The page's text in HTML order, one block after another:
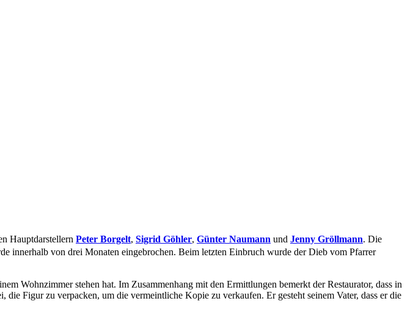
Hauptdarstellern Peter Borgelt, Sigrid Göhler, Günter Naumann und Jenny Gröllmann. Die
von drei Monaten eingebrochen. Beim letzten Einbruch wurde der Dieb vom Pfarrer
Wohnzimmer stehen hat. Im Zusammenhang mit den Ermittlungen bemerkt der Restaurator, dass in
Figur zu verpacken, um die vermeintliche Kopie zu verkaufen. Er gesteht seinem Vater, dass er die